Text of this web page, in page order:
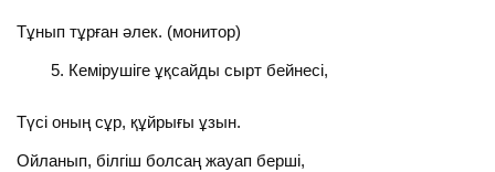
Тұнып тұрған әлек. (монитор)
Кемірушіге ұқсайды сырт бейнесі,
Түсі оның сұр, құйрығы ұзын.
Ойланып, білгіш болсаң жауап берші,